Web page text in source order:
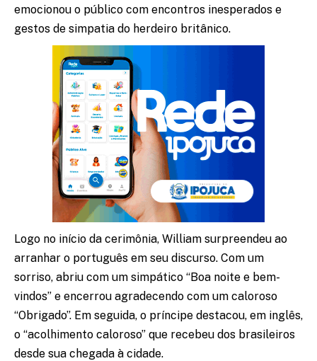
emocionou o público com encontros inesperados e
gestos de simpatia do herdeiro britânico.
Logo no início da cerimônia, William surpreendeu ao
arranhar o português em seu discurso. Com um
sorriso, abriu com um simpático “Boa noite e bem-
vindos” e encerrou agradecendo com um caloroso
“Obrigado”. Em seguida, o príncipe destacou, em inglês,
o “acolhimento caloroso” que recebeu dos brasileiros
desde sua chegada à cidade.